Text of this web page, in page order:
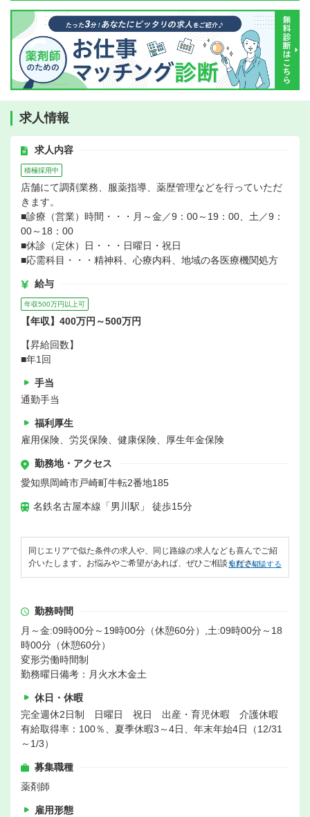
求人情報
求人内容
積極採用中
店舗にて調剤業務、服薬指導、薬歴管理などを行っていただ
きます。
■診療（営業）時間・・・月～金／9：00～19：00、土／9：
00～18：00
■休診（定休）日・・・日曜日・祝日
■応需科目・・・精神科、心療内科、地域の各医療機関処方
給与
年収500万円以上可
【年収】400万円～500万円
【昇給回数】
■年1回
手当
通勤手当
福利厚生
雇用保険、労災保険、健康保険、厚生年金保険
勤務地・アクセス
愛知県岡崎市戸崎町牛転2番地185
名鉄名古屋本線「男川駅」 徒歩15分
同じエリアで似た条件の求人や、同じ路線の求人なども喜んでご紹
介いたします。お悩みやご希望があれば、ぜひご相談ください。
無料で相談する
勤務時間
月～金:09時00分～19時00分（休憩60分）,土:09時00分～18
時00分（休憩60分）
変形労働時間制
勤務曜日備考：月火水木金土
休日・休暇
完全週休2日制 日曜日 祝日 出産・育児休暇 介護休暇
有給取得率：100％、夏季休暇3～4日、年末年始4日（12/31
～1/3）
募集職種
薬剤師
雇用形態